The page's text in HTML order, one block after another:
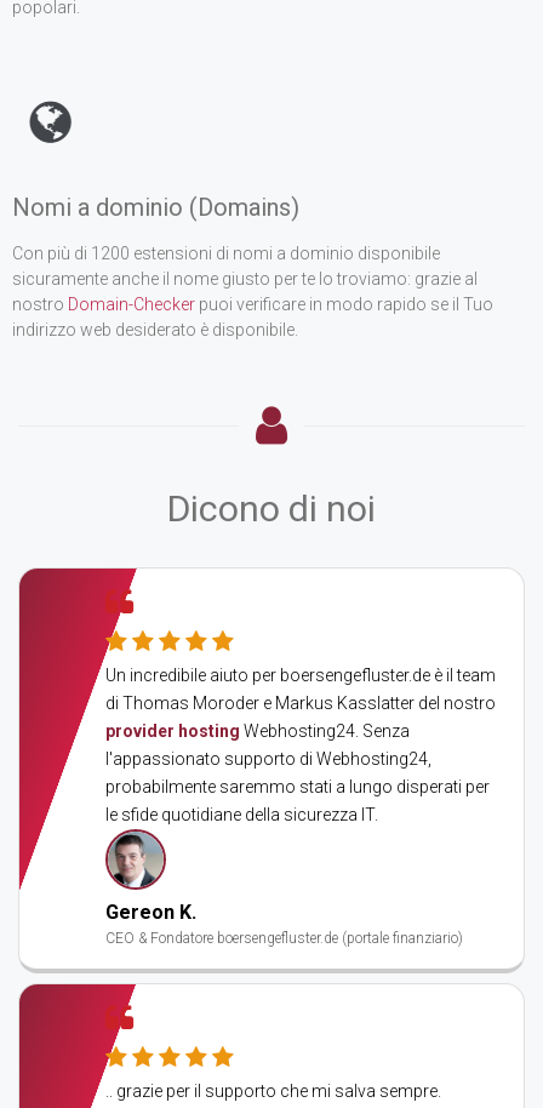
popolari.
Nomi a dominio (Domains)
Con più di 1200 estensioni di nomi a dominio disponibile
sicuramente anche il nome giusto per te lo troviamo: grazie al
nostro Domain-Checker puoi verificare in modo rapido se il Tuo
indirizzo web desiderato è disponibile.
Dicono di noi
Un incredibile aiuto per boersengefluster.de è il team
di Thomas Moroder e Markus Kasslatter del nostro
provider hosting Webhosting24. Senza
l'appassionato supporto di Webhosting24,
probabilmente saremmo stati a lungo disperati per
le sfide quotidiane della sicurezza IT.
Gereon K.
CEO & Fondatore boersengefluster.de (portale finanziario)
.. grazie per il supporto che mi salva sempre.